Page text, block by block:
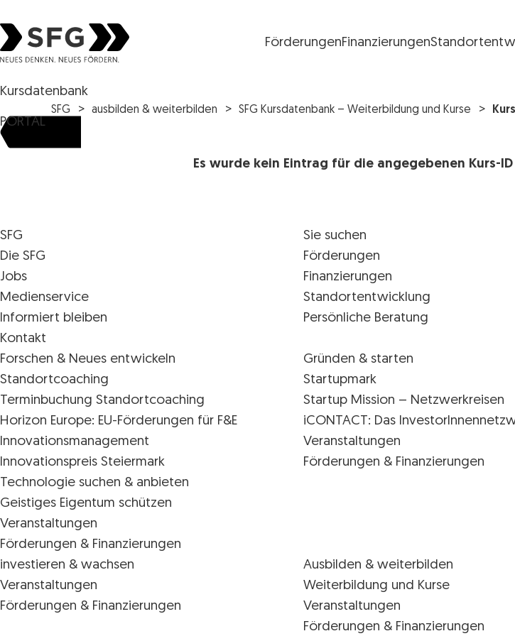
FörderungenFinanzierungen
PORTAL
Kursdatenbank
SFG ausbilden & weiterbilden SFG Kursdatenbank – Weiterbildung und Kurse
Es wurde kein Eintrag für die angegebenen Kurs-
SFG
Die SFG
Jobs
Medienservice
Informiert bleiben
Kontakt
Sie suchen
Förderungen
Finanzierungen
Standortentwicklung
Persönliche Beratung
Forschen & Neues entwickeln
Standortcoaching
Terminbuchung Standortcoaching
Horizon Europe: EU-Förderungen für F&E
Innovations­management
Innovationspreis Steiermark
Technologie suchen & anbieten
Geistiges Eigentum schützen
Veranstaltungen
Förderungen & Finanzierungen
Gründen & starten
Startupmark
Startup Mission – Netzwerkreisen
iCONTACT: Das
Veranstaltungen
Förderungen & Finanzierungen
investieren & wachsen
Veranstaltungen
Förderungen & Finanzierungen
Ausbilden & weiterbilden
Weiterbildung und Kurse
Veranstaltungen
Förderungen & Finanzierungen